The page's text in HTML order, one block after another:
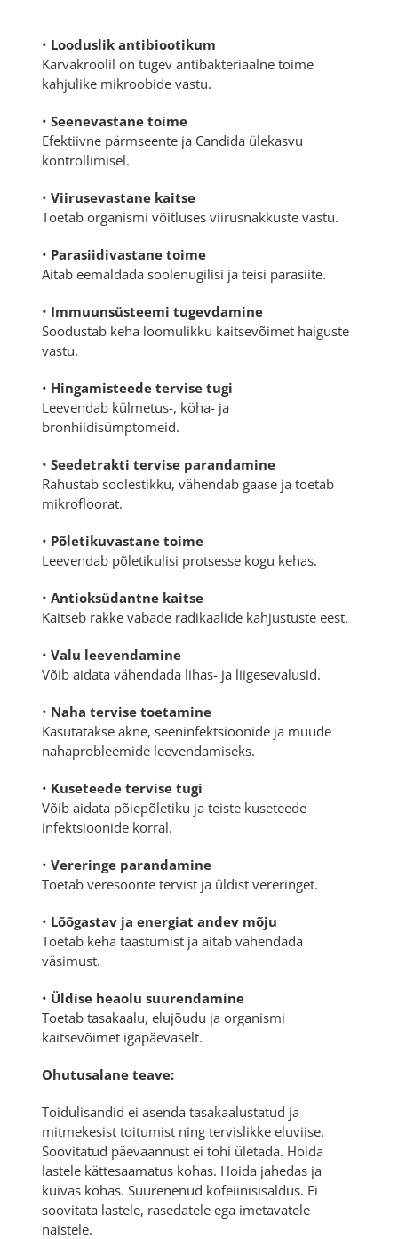
• Looduslik antibiootikum
Karvakroolil on tugev antibakteriaalne toime
kahjulike mikroobide vastu.
• Seenevastane toime
Efektiivne pärmseente ja Candida ülekasvu
kontrollimisel.
• Viirusevastane kaitse
Toetab organismi võitluses viirusnakkuste vastu.
• Parasiidivastane toime
Aitab eemaldada soolenugilisi ja teisi parasiite.
• Immuunsüsteemi tugevdamine
Soodustab keha loomulikku kaitsevõimet haiguste
vastu.
• Hingamisteede tervise tugi
Leevendab külmetus-, köha- ja
bronhiidisümptomeid.
• Seedetrakti tervise parandamine
Rahustab soolestikku, vähendab gaase ja toetab
mikrofloorat.
• Põletikuvastane toime
Leevendab põletikulisi protsesse kogu kehas.
• Antioksüdantne kaitse
Kaitseb rakke vabade radikaalide kahjustuste eest.
• Valu leevendamine
Võib aidata vähendada lihas- ja liigesevalusid.
• Naha tervise toetamine
Kasutatakse akne, seeninfektsioonide ja muude
nahaprobleemide leevendamiseks.
• Kuseteede tervise tugi
Võib aidata põiepõletiku ja teiste kuseteede
infektsioonide korral.
• Vereringe parandamine
Toetab veresoonte tervist ja üldist vereringet.
• Lõõgastav ja energiat andev mõju
Toetab keha taastumist ja aitab vähendada
väsimust.
• Üldise heaolu suurendamine
Toetab tasakaalu, elujõudu ja organismi
kaitsevõimet igapäevaselt.
Ohutusalane teave:
Toidulisandid ei asenda tasakaalustatud ja
mitmekesist toitumist ning tervislikke eluviise.
Soovitatud päevaannust ei tohi ületada. Hoida
lastele kättesaamatus kohas. Hoida jahedas ja
kuivas kohas. Suurenenud kofeiinisisaldus. Ei
soovitata lastele, rasedatele ega imetavatele
naistele.